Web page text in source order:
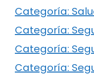
Categoría:
Categoría:
Categoría:
Categoría: